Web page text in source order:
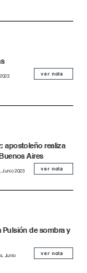
ver nota
apostoleño realiza
Aires
Junio 2023 ver nota
Pulsión de sombra y
Junio
ver nota